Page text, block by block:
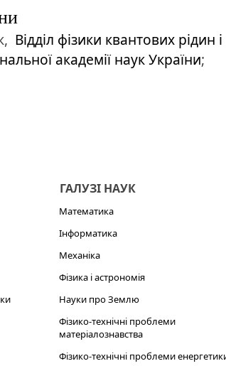
Відділ фізики квантових рідин
академії наук України;
ГАЛУЗІ НАУК
Математика
Інформатика
Механіка
Фізика і астрономія
Науки про Землю
Фізико-технічні проблеми
матеріалознавства
Фізико-технічні проблеми